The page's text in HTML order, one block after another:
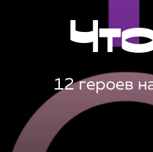
12 героев